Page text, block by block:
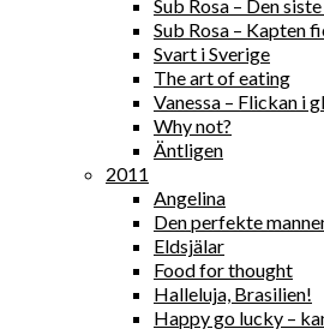
Sub Rosa – Den
Sub Rosa – Kapten
Svart i Sverige
The art of eating
Vanessa – Flickan i
Why not?
Äntligen
2011
Angelina
Den perfekte
Eldsjälar
Food for thought
Halleluja, Brasilien!
Happy go lucky –